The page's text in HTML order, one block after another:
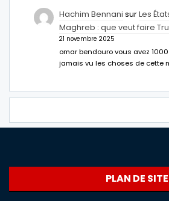
Hachim Bennani surLes
Maghreb : que veut faire
21 novembre 2025
omar bendouro vous avez
jamais vu les choses de cette
PLAN DE SITE